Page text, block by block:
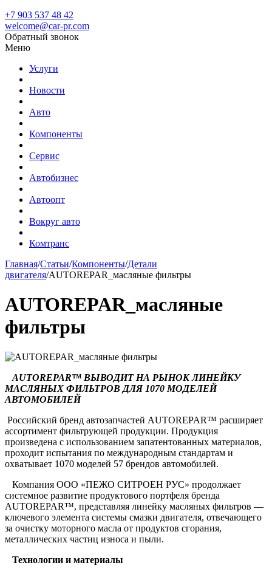
+7 903 537 48 42
welcome@car-pr.com
Обратный звонок
Меню
Услуги
Новости
Авто
Компоненты
Сервис
Автобизнес
Автоопт
Вокруг авто
Комтранс
Главная/Статьи/Компоненты/Детали
двигателя/AUTOREPAR_масляные фильтры
AUTOREPAR_масляные
фильтры
AUTOREPAR™ ВЫВОДИТ НА РЫНОК ЛИНЕЙКУ
МАСЛЯНЫХ ФИЛЬТРОВ ДЛЯ 1070 МОДЕЛЕЙ
АВТОМОБИЛЕЙ
Российский бренд автозапчастей AUTOREPAR™ расширяет
ассортимент фильтрующей продукции. Продукция
произведена с использованием запатентованных материалов,
проходит испытания по международным стандартам и
охватывает 1070 моделей 57 брендов автомобилей.
Компания ООО «ПЕЖО СИТРОЕН РУС» продолжает
системное развитие продуктового портфеля бренда
AUTOREPAR™, представляя линейку масляных фильтров —
ключевого элемента системы смазки двигателя, отвечающего
за очистку моторного масла от продуктов сгорания,
металлических частиц износа и пыли.
Технологии и материалы